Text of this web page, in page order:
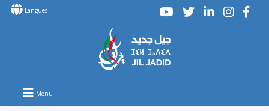
Langues
Menu